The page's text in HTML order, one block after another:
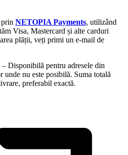
prin NETOPIA Payments, utilizând
Visa, Mastercard și alte carduri
plății, veți primi un e-mail de
– Disponibilă pentru adresele din
unde nu este posibilă. Suma totală
preferabil exactă.